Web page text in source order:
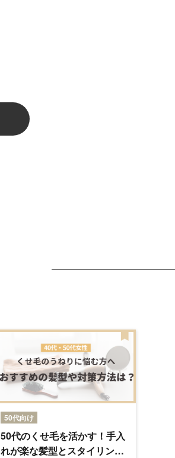
50代向け
50代のくせ毛を活かす！手入
れが楽な髪型とスタイリング